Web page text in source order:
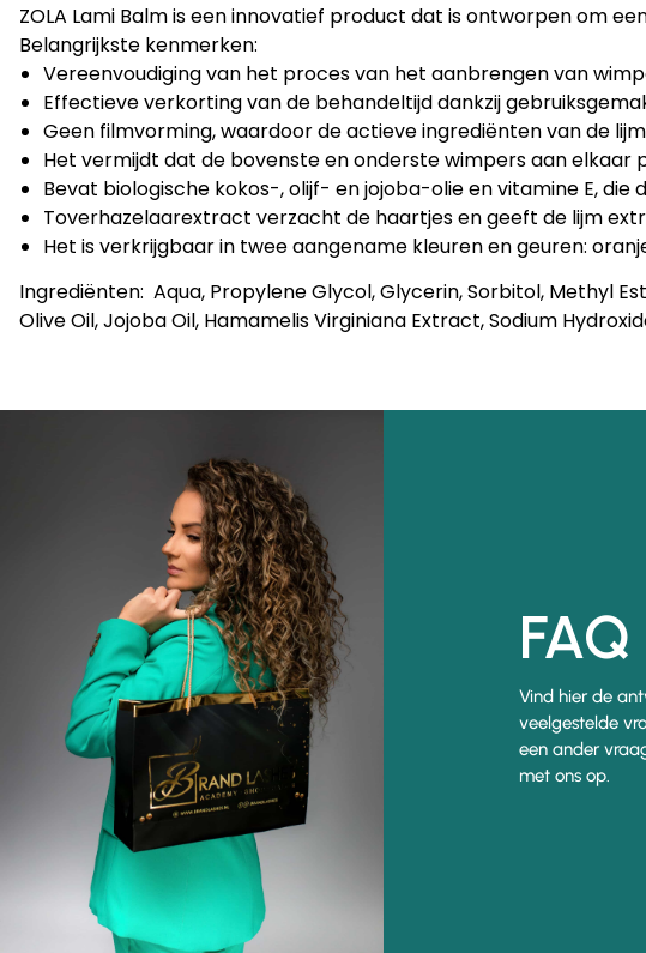
ZOLA Lami Balm is een innovatief product dat is ontworpen om
Belangrijkste kenmerken:
Vereenvoudiging van het proces van het aanbrengen van
Effectieve verkorting van de behandeltijd dankzij
Geen filmvorming, waardoor de actieve ingrediënten van de
Het vermijdt dat de bovenste en onderste wimpers aan
Bevat biologische kokos-, olijf- en jojoba-olie en vitamine E,
Toverhazelaarextract verzacht de haartjes en geeft de lijm
Het is verkrijgbaar in twee aangename kleuren en geuren:
Ingrediënten: Aqua, Propylene Glycol, Glycerin, Sorbitol, Methyl
Olive Oil, Jojoba Oil, Hamamelis Virginiana Extract, Sodium
FAQ
Vind hier de
veelgestelde
een ander
met ons op.